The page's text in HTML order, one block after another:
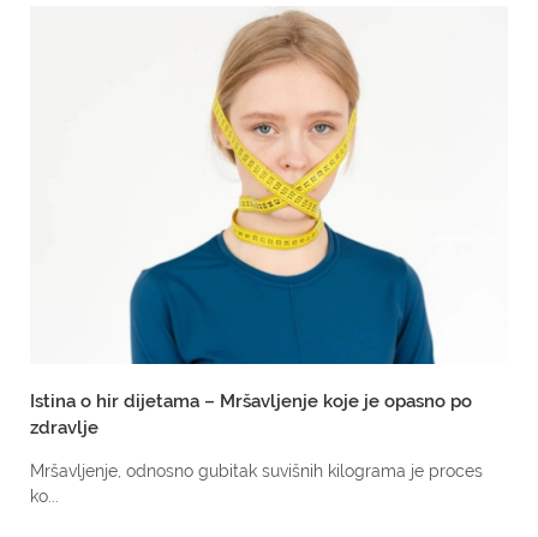
Istina o hir dijetama – Mršavljenje koje je opasno po
zdravlje
Mršavljenje, odnosno gubitak suvišnih kilograma je proces
ko...